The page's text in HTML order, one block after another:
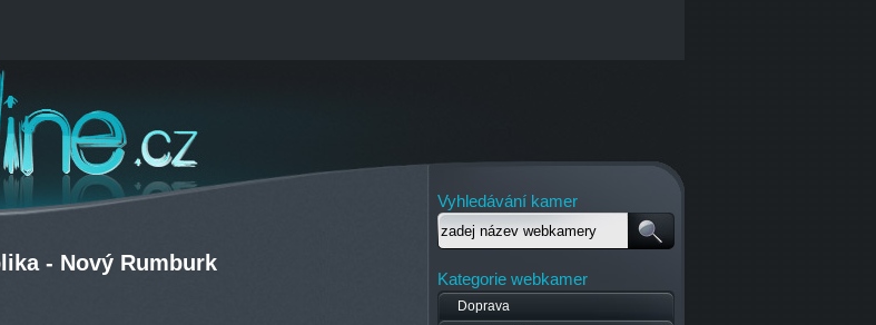
- Nový Rumburk
Vyhledávání kamer
Kategorie webkamer
Doprava